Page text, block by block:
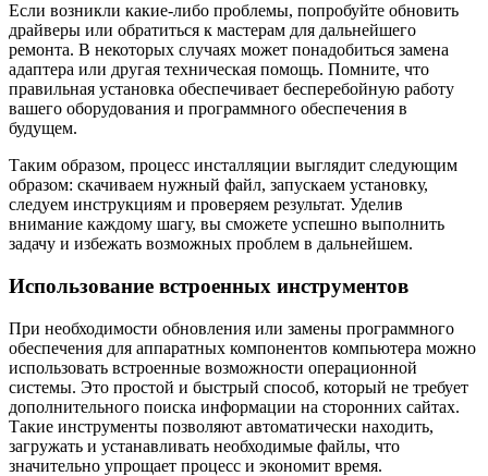
Если возникли какие-либо проблемы, попробуйте обновить
драйверы или обратиться к мастерам для дальнейшего
ремонта. В некоторых случаях может понадобиться замена
адаптера или другая техническая помощь. Помните, что
правильная установка обеспечивает бесперебойную работу
вашего оборудования и программного обеспечения в
будущем.
Таким образом, процесс инсталляции выглядит следующим
образом: скачиваем нужный файл, запускаем установку,
следуем инструкциям и проверяем результат. Уделив
внимание каждому шагу, вы сможете успешно выполнить
задачу и избежать возможных проблем в дальнейшем.
Использование встроенных инструментов
При необходимости обновления или замены программного
обеспечения для аппаратных компонентов компьютера можно
использовать встроенные возможности операционной
системы. Это простой и быстрый способ, который не требует
дополнительного поиска информации на сторонних сайтах.
Такие инструменты позволяют автоматически находить,
загружать и устанавливать необходимые файлы, что
значительно упрощает процесс и экономит время.